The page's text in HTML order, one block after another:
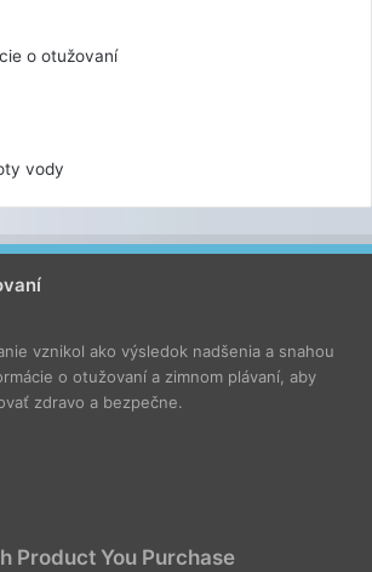
o otužovaní
vody
vznikol ako výsledok nadšenia a snahou
o otužovaní a zimnom plávaní, aby
zdravo a bezpečne.
Product You Purchase